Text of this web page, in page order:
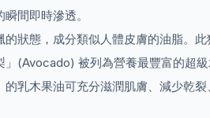
間即時滲透。
狀態，成分類似人體皮膚的油脂。
(Avocado) 被列為營養最豐富的超
乳木果油可充分滋潤肌膚、減少乾